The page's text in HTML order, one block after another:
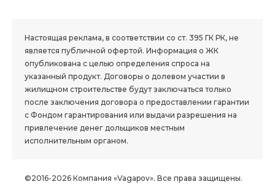
Настоящая реклама, в соответствии со ст. 395 ГК РК, не
является публичной офертой. Информация о ЖК
опубликована с целью определения спроса на
указанный продукт. Договоры о долевом участии в
жилищном строительстве будут заключаться только
после заключения договора о предоставлении гарантии
с Фондом гарантирования или выдачи разрешения на
привлечение денег дольщиков местным
исполнительным органом.
©2016-2026 Компания «Vagapov». Все права защищены.